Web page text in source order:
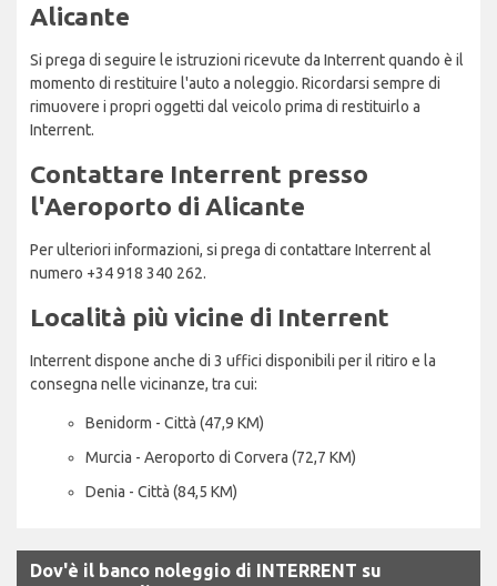
Alicante
Si prega di seguire le istruzioni ricevute da Interrent quando è il
momento di restituire l'auto a noleggio. Ricordarsi sempre di
rimuovere i propri oggetti dal veicolo prima di restituirlo a
Interrent.
Contattare Interrent presso
l'Aeroporto di Alicante
Per ulteriori informazioni, si prega di contattare Interrent al
numero +34 918 340 262.
Località più vicine di Interrent
Interrent dispone anche di 3 uffici disponibili per il ritiro e la
consegna nelle vicinanze, tra cui:
Benidorm - Città (47,9 KM)
Murcia - Aeroporto di Corvera (72,7 KM)
Denia - Città (84,5 KM)
Dov'è il banco noleggio di INTERRENT su